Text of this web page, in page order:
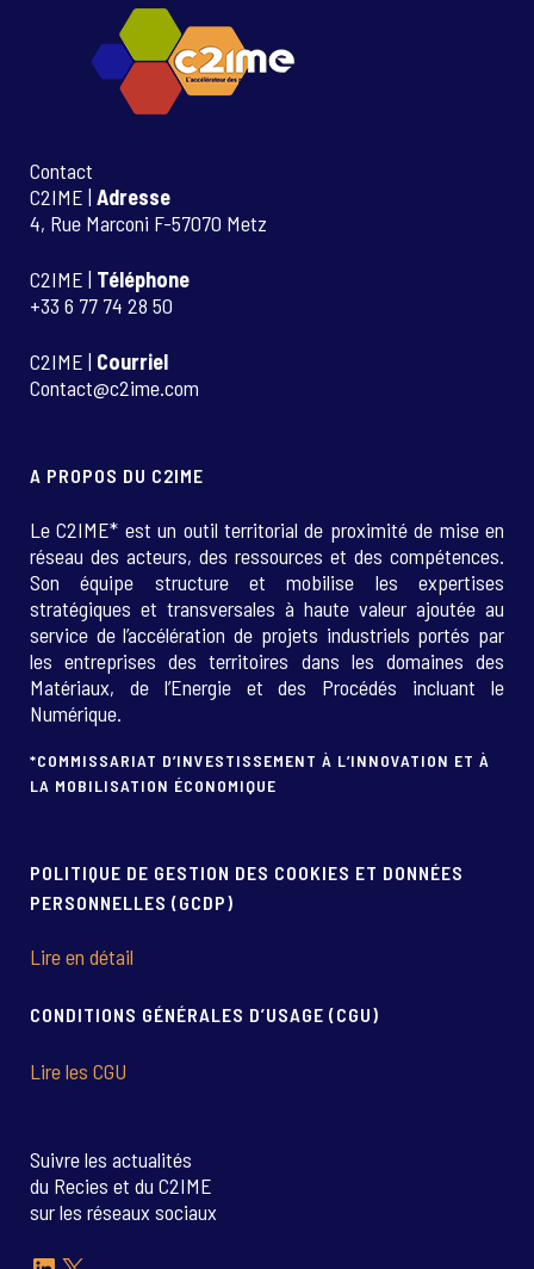
Contact
C2IME | Adresse
4, Rue Marconi F-57070 Metz
C2IME | Téléphone
+33 6 77 74 28 50
C2IME | Courriel
Contact@c2ime.com
A PROPOS DU C2IME
Le C2IME* est un outil territorial de proximité de mise en
réseau des acteurs, des ressources et des compétences.
Son équipe structure et mobilise les expertises
stratégiques et transversales à haute valeur ajoutée au
service de l’accélération de projets industriels portés par
les entreprises des territoires dans les domaines des
Matériaux, de l’Energie et des Procédés incluant le
Numérique.
*COMMISSARIAT D’INVESTISSEMENT À L’INNOVATION ET À
LA MOBILISATION ÉCONOMIQUE
POLITIQUE DE GESTION DES COOKIES ET DONNÉES
PERSONNELLES (GCDP)
Lire en détail
CONDITIONS GÉNÉRALES D’USAGE (CGU)
Lire les CGU
Suivre les actualités
du Recies et du C2IME
sur les réseaux sociaux